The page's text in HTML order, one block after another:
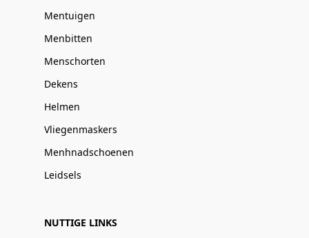
Mentuigen
Menbitten
Menschorten
Dekens
Helmen
Vliegenmaskers
Menhnadschoenen
Leidsels
NUTTIGE LINKS